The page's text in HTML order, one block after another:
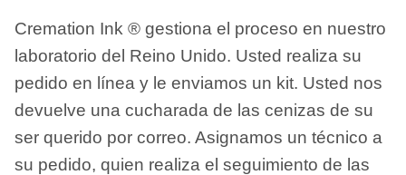
Cremation Ink ® gestiona el proceso en nuestro
laboratorio del Reino Unido. Usted realiza su
pedido en línea y le enviamos un kit. Usted nos
devuelve una cucharada de las cenizas de su
ser querido por correo. Asignamos un técnico a
su pedido, quien realiza el seguimiento de las